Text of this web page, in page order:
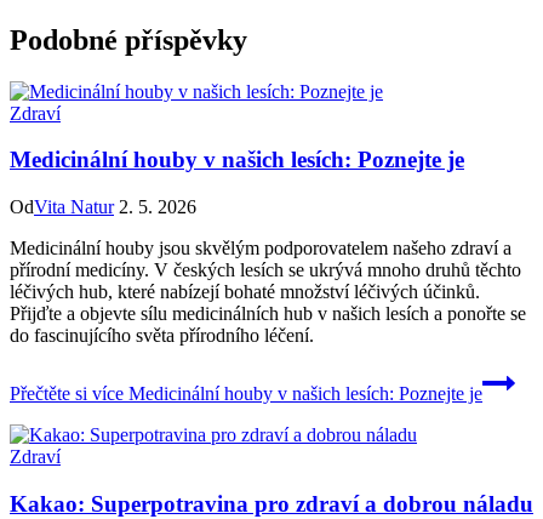
Podobné příspěvky
Zdraví
Medicinální houby v našich lesích: Poznejte je
OdVita Natur 2. 5. 2026
Medicinální houby jsou skvělým podporovatelem našeho zdraví a
přírodní medicíny. V českých lesích se ukrývá mnoho druhů těchto
léčivých hub, které nabízejí bohaté množství léčivých účinků.
Přijďte a objevte sílu medicinálních hub v našich lesích a ponořte se
do fascinujícího světa přírodního léčení.
Přečtěte si více Medicinální houby v našich lesích: Poznejte je
Zdraví
Kakao: Superpotravina pro zdraví a dobrou náladu